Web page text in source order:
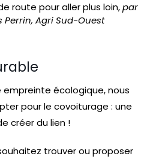
route pour aller plus loin,par
Perrin, Agri Sud-Ouest
empreinte écologique, nous
pour le covoiturage : une
créer du lien !
trouver ou proposer